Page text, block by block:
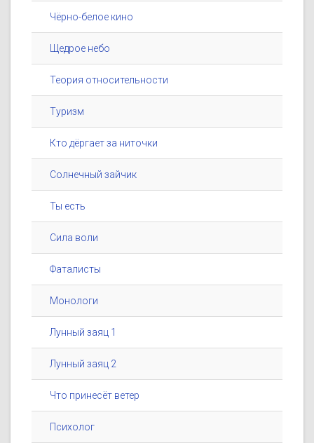
Чёрно-белое кино
Щедрое небо
Теория относительности
Туризм
Кто дёргает за ниточки
Солнечный зайчик
Ты есть
Сила воли
Фаталисты
Монологи
Лунный заяц 1
Лунный заяц 2
Что принесёт ветер
Психолог